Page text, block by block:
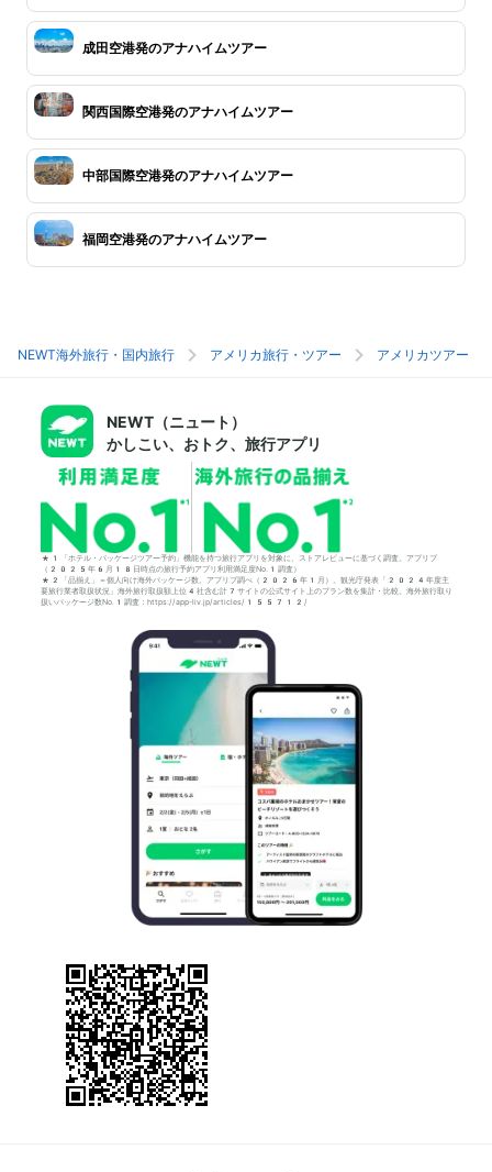
成田空港発のアナハイムツアー
関西国際空港発のアナハイムツアー
中部国際空港発のアナハイムツアー
福岡空港発のアナハイムツアー
NEWT海外旅行・国内旅行 アメリカ旅行・ツアー アメリカツアー
NEWT（ニュート）
かしこい、おトク、旅行アプリ
*1「ホテル・パッケージツアー予約」機能を持つ旅行アプリを対象に、ストアレビューに基づく調査。アプリブ
（2025年6月18日時点の旅行予約アプリ利用満足度No.1調査）
*2「品揃え」＝個人向け海外パッケージ数。アプリブ調べ（2026年1月）。観光庁発表「2024年度主
要旅行業者取扱状況」海外旅行取扱額上位4社含む計7サイトの公式サイト上のプラン数を集計・比較。海外旅行取り
扱いパッケージ数No.1調査：https://app-liv.jp/articles/155712/